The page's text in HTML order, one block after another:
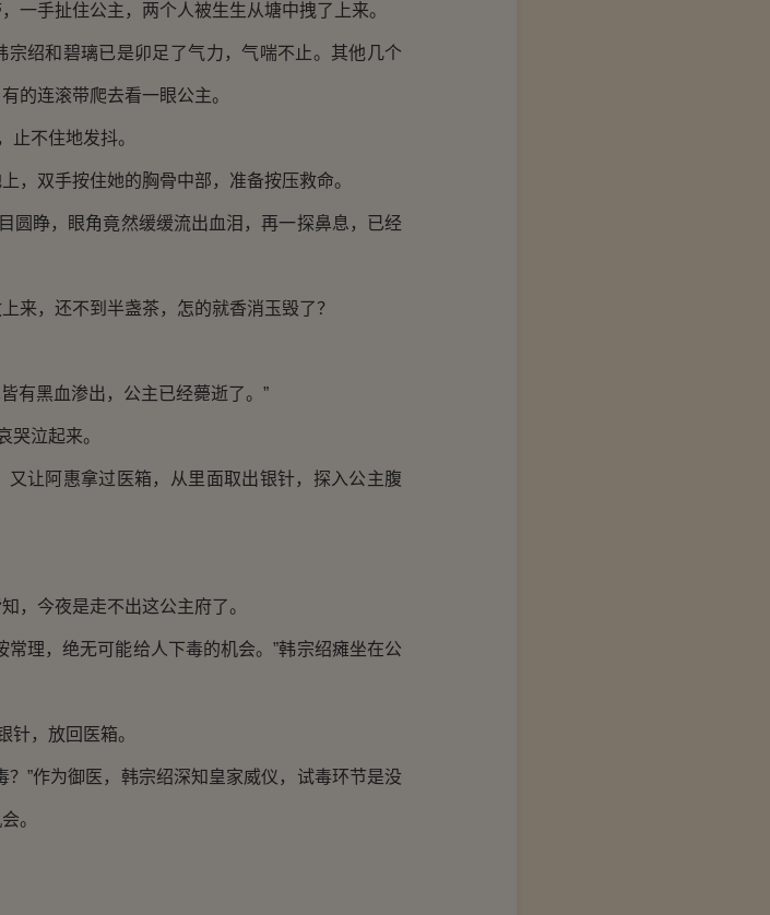
手扯住公主，两个人被生生从塘中拽了上来。
绍和碧璃已是卯足了气力，气喘不止。其他几个
的连滚带爬去看一眼公主。
不住地发抖。
双手按住她的胸骨中部，准备按压救命。
睁，眼角竟然缓缓流出血泪，再一探鼻息，已经
，还不到半盏茶，怎的就香消玉毁了？
有黑血渗出，公主已经薨逝了。”
泣起来。
让阿惠拿过医箱，从里面取出银针，探入公主腹
今夜是走不出这公主府了。
理，绝无可能给人下毒的机会。”韩宗绍瘫坐在公
，放回医箱。
”作为御医，韩宗绍深知皇家威仪，试毒环节是没
。